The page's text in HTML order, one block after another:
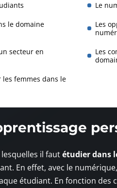
Le
le domaine
Les
secteur en
Les
femmes dans le
il fautétudier dans
En effet, avec le
étudiant. En fonction des